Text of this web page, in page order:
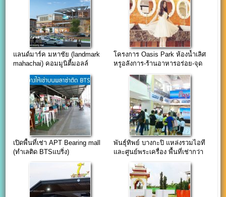
แลนด์มาร์ค มหาชัย (landmark
mahachai) คอมมูนิตี้มอลล์
โครงการ Oasis Park ห้องน้ำเลิศ
หรูอลังการ-ร้านอาหารอร่อย-จุด
เปิดพื้นที่เช่า APT Bearing mall
(ทำเลติด BTSแบริ่ง)
พันธุ์ทิพย์ บางกะปิ แหล่งรวมไอที
และศูนย์พระเครื่อง พื้นที่เช่ากว่า